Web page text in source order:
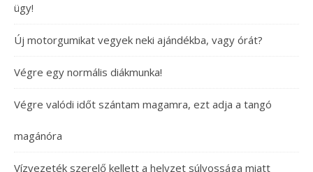
ügy!
Új motorgumikat vegyek neki ajándékba, vagy órát?
Végre egy normális diákmunka!
Végre valódi időt szántam magamra, ezt adja a tangó
magánóra
Vízvezeték szerelő kellett a helyzet súlyossága miatt